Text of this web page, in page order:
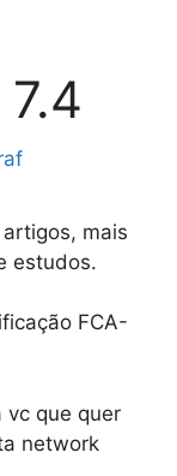
mais
estudos.
FCA-
vc que quer
network